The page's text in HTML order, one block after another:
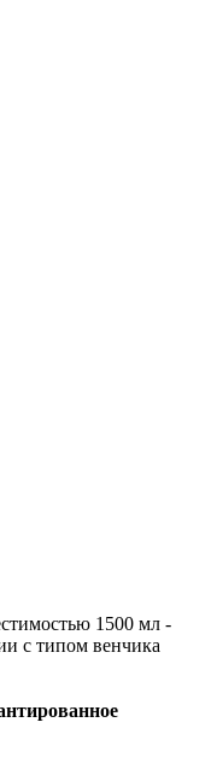
1500 мл -
с типом венчика